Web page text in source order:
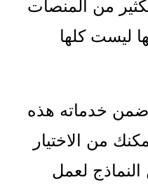
من المنصات
ليست كلها
خدماته هذه
من الاختيار
لعمل